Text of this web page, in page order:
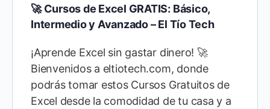
🚀 Cursos de Excel GRATIS: Básico,
Intermedio y Avanzado – El Tío Tech
¡Aprende Excel sin gastar dinero! 🚀
Bienvenidos a eltiotech.com, donde
podrás tomar estos Cursos Gratuitos de
Excel desde la comodidad de tu casa y a